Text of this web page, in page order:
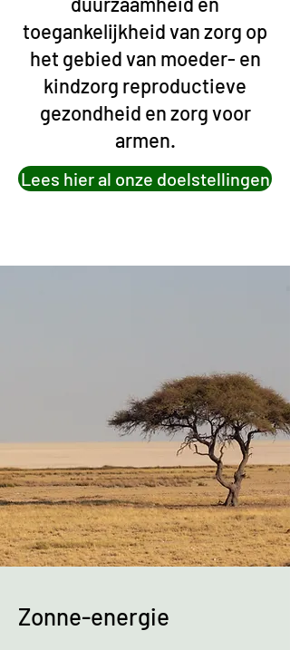
toegankelijkheid van zorg op
het gebied van moeder- en
kindzorg reproductieve
gezondheid en zorg voor
armen.
Lees hier al onze doelstellingen
Zonne-energie